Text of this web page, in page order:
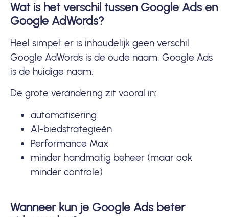
Wat is het verschil tussen Google Ads en
Google AdWords?
Heel simpel: er is inhoudelijk geen verschil.
Google AdWords is de oude naam, Google Ads
is de huidige naam.
De grote verandering zit vooral in:
automatisering
AI-biedstrategieën
Performance Max
minder handmatig beheer (maar ook
minder controle)
Wanneer kun je Google Ads beter